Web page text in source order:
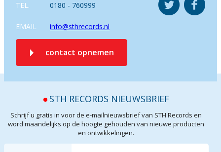
TEL. 0180 - 760999
EMAIL info@sthrecords.nl
contact opnemen
STH RECORDS NIEUWSBRIEF
Schrijf u gratis in voor de e-mailnieuwsbrief van STH Records en
word maandelijks op de hoogte gehouden van nieuwe producten
en ontwikkelingen.